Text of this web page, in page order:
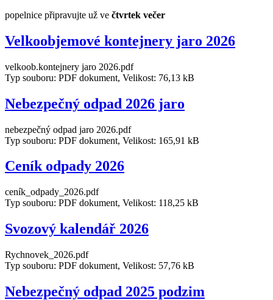
popelnice připravujte už ve čtvrtek večer
Velkoobjemové kontejnery jaro 2026
velkoob.kontejnery jaro 2026.pdf
Typ souboru: PDF dokument, Velikost: 76,13 kB
Nebezpečný odpad 2026 jaro
nebezpečný odpad jaro 2026.pdf
Typ souboru: PDF dokument, Velikost: 165,91 kB
Ceník odpady 2026
ceník_odpady_2026.pdf
Typ souboru: PDF dokument, Velikost: 118,25 kB
Svozový kalendář 2026
Rychnovek_2026.pdf
Typ souboru: PDF dokument, Velikost: 57,76 kB
Nebezpečný odpad 2025 podzim